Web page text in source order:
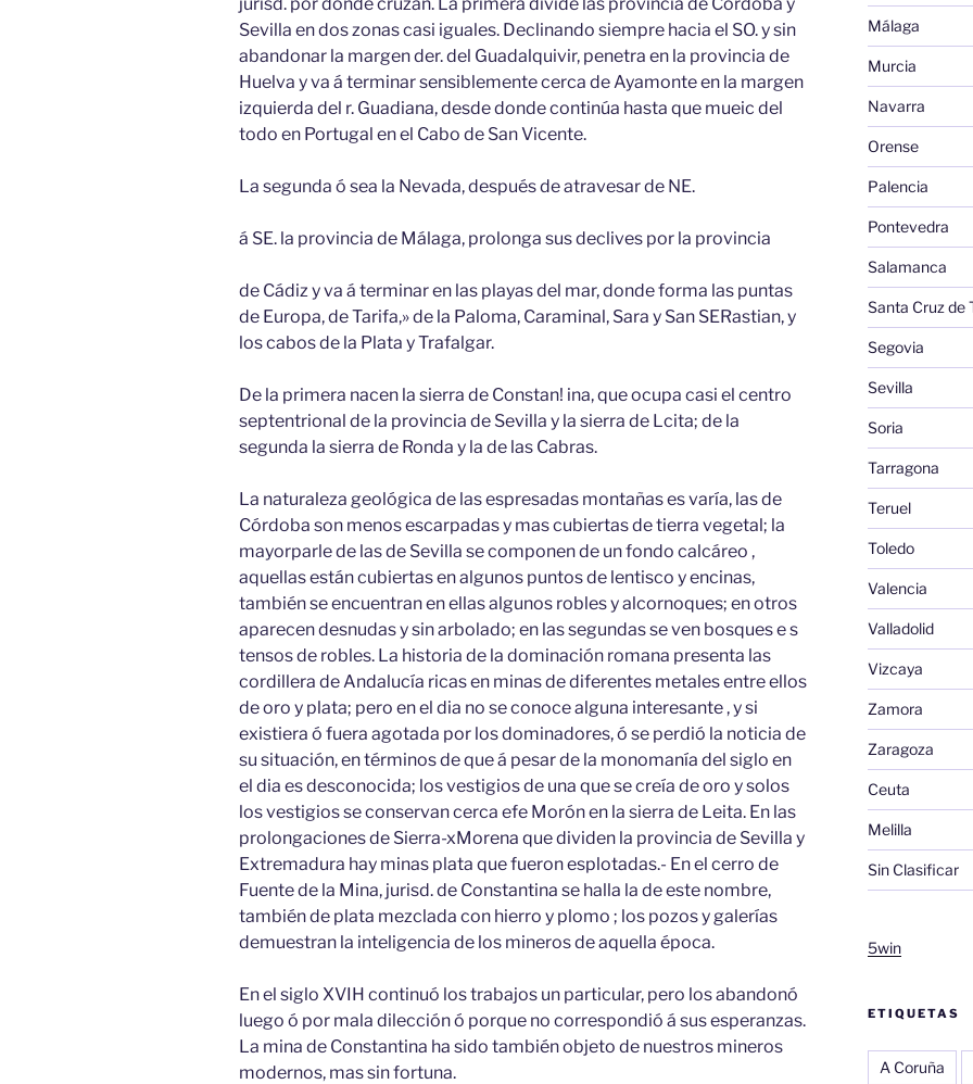
Sevilla en dos zonas casi iguales. Declinando siempre hacia el SO. y sin
abandonar la margen der. del Guadalquivir, penetra en la provincia de
Huelva y va á terminar sensiblemente cerca de Ayamonte en la margen
izquierda del r. Guadiana, desde donde continúa hasta que mueic del
todo en Portugal en el Cabo de San Vicente.
La segunda ó sea la Nevada, después de atravesar de NE.
á SE. la provincia de Málaga, prolonga sus declives por la provincia
de Cádiz y va á terminar en las playas del mar, donde forma las puntas
de Europa, de Tarifa,» de la Paloma, Caraminal, Sara y San SERastian, y
los cabos de la Plata y Trafalgar.
De la primera nacen la sierra de Constan! ina, que ocupa casi el centro
septentrional de la provincia de Sevilla y la sierra de Lcita; de la
segunda la sierra de Ronda y la de las Cabras.
La naturaleza geológica de las espresadas montañas es varía, las de
Córdoba son menos escarpadas y mas cubiertas de tierra vegetal; la
mayorparle de las de Sevilla se componen de un fondo calcáreo ,
aquellas están cubiertas en algunos puntos de lentisco y encinas,
también se encuentran en ellas algunos robles y alcornoques; en otros
aparecen desnudas y sin arbolado; en las segundas se ven bosques e s
tensos de robles. La historia de la dominación romana presenta las
cordillera de Andalucía ricas en minas de diferentes metales entre ellos
de oro y plata; pero en el dia no se conoce alguna interesante , y si
existiera ó fuera agotada por los dominadores, ó se perdió la noticia de
su situación, en términos de que á pesar de la monomanía del siglo en
el dia es desconocida; los vestigios de una que se creía de oro y solos
los vestigios se conservan cerca efe Morón en la sierra de Leita. En las
prolongaciones de Sierra-xMorena que dividen la provincia de Sevilla y
Extremadura hay minas plata que fueron esplotadas.- En el cerro de
Fuente de la Mina, jurisd. de Constantina se halla la de este nombre,
también de plata mezclada con hierro y plomo ; los pozos y galerías
demuestran la inteligencia de los mineros de aquella época.
En el siglo XVIH continuó los trabajos un particular, pero los abandonó
luego ó por mala dilección ó porque no correspondió á sus esperanzas.
La mina de Constantina ha sido también objeto de nuestros mineros
modernos, mas sin fortuna.
Málaga
Murcia
Navarra
Orense
Palencia
Pontevedra
Salamanca
Santa Cruz de
Segovia
Sevilla
Soria
Tarragona
Teruel
Toledo
Valencia
Valladolid
Vizcaya
Zamora
Zaragoza
Ceuta
Melilla
Sin Clasificar
5win
ETIQUETAS
A Coruña